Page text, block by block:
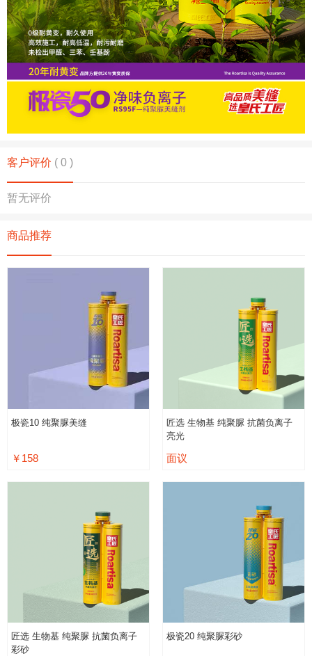
客户评价 ( 0 )
暂无评价
商品推荐
极瓷10 纯聚脲美缝
￥158
匠选 生物基 纯聚脲 抗菌负离子
亮光
面议
匠选 生物基 纯聚脲 抗菌负离子
彩砂
极瓷20 纯聚脲彩砂